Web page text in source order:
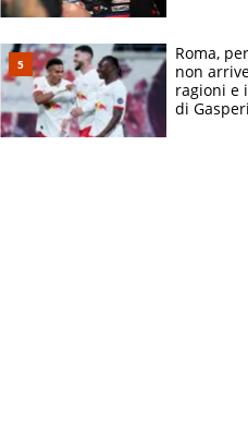
da Aragon
Roma,
non
ragioni e
di